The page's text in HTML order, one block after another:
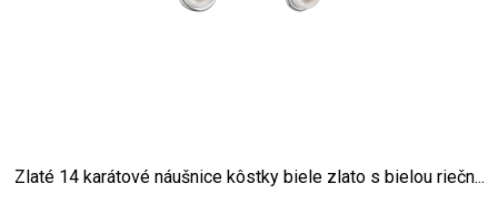
Zlaté 14 karátové náušnice kôstky biele zlato s bielou riečn...